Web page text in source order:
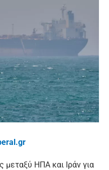
ΗΠΑ και Ιράν για